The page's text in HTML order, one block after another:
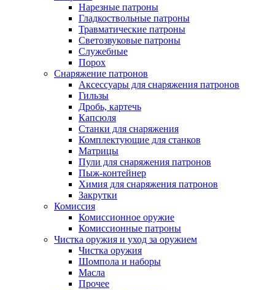
Нарезные патроны
Гладкоствольные патроны
Травматические патроны
Светозвуковые патроны
Служебные
Порох
Снаряжение патронов
Аксессуары для снаряжения патронов
Гильзы
Дробь, картечь
Капсюля
Станки для снаряжения
Комплектующие для станков
Матрицы
Пули для снаряжения патронов
Пыж-контейнер
Химия для снаряжения патронов
Закрутки
Комиссия
Комиссионное оружие
Комиссионные патроны
Чистка оружия и уход за оружием
Чистка оружия
Шомпола и наборы
Масла
Прочее